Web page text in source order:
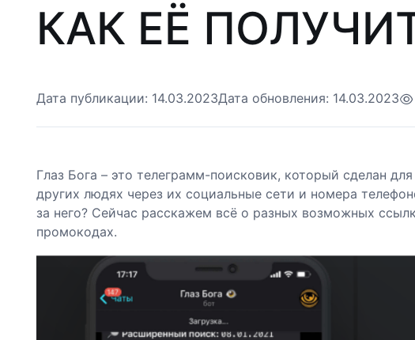
КАК ЕЁ
Дата публикации: 14.03.2023Дата обновления: 14.03.2023
Глаз Бога – это телеграмм-поисковик, который сделан
других людях через их социальные сети и номера
за него? Сейчас расскажем всё о разных возможных
промокодах.